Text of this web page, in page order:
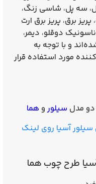
سه پل، شاسی زنگ،
برق، پریز برق ارت
دوقلو، دیمر،
و با توجه به
مورد استفاده قرار
دو مدل سیلورو هما
آسیا روی لینک
طرح چوب هما